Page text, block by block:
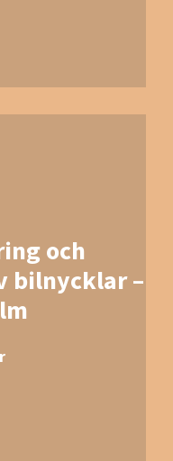
och
bilnycklar –